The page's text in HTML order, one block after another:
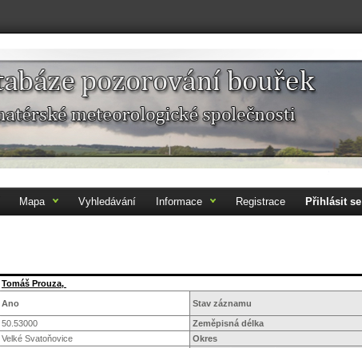
Mapa Vyhledávání Informace Registrace Přihlásit se
Tomáš Prouza,
Ano Stav záznamu
50.53000 Zeměpisná délka
Velké Svatoňovice Okres